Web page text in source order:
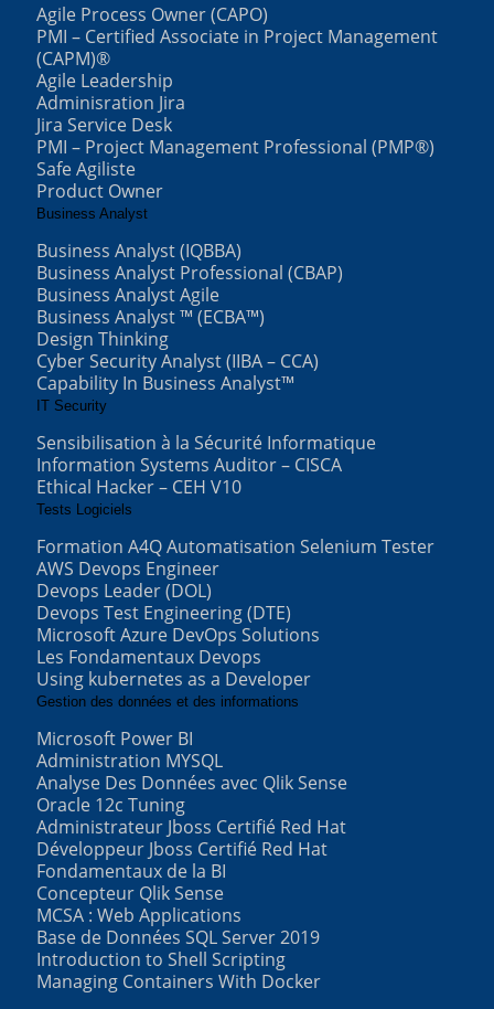
Agile Process Owner (CAPO)
PMI – Certified Associate in Project Management
(CAPM)®
Agile Leadership
Adminisration Jira
Jira Service Desk
PMI – Project Management Professional (PMP®)
Safe Agiliste
Product Owner
Business Analyst
Business Analyst (IQBBA)
Business Analyst Professional (CBAP)
Business Analyst Agile
Business Analyst ™ (ECBA™)
Design Thinking
Cyber Security Analyst (IIBA – CCA)
Capability In Business Analyst™
IT Security
Sensibilisation à la Sécurité Informatique
Information Systems Auditor – CISCA
Ethical Hacker – CEH V10
Tests Logiciels
Formation A4Q Automatisation Selenium Tester
AWS Devops Engineer
Devops Leader (DOL)
Devops Test Engineering (DTE)
Microsoft Azure DevOps Solutions
Les Fondamentaux Devops
Using kubernetes as a Developer
Gestion des données et des informations
Microsoft Power BI
Administration MYSQL
Analyse Des Données avec Qlik Sense
Oracle 12c Tuning
Administrateur Jboss Certifié Red Hat
Développeur Jboss Certifié Red Hat
Fondamentaux de la BI
Concepteur Qlik Sense
MCSA : Web Applications
Base de Données SQL Server 2019
Introduction to Shell Scripting
Managing Containers With Docker